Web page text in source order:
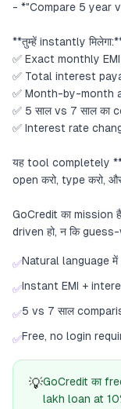
- *"Compare 5 year
**तुम्हें instantly
✅ Exact monthly EMI
✅ Total interest
✅ Month-by-month
✅ 5 साल vs 7 साल का
✅ Interest rate
यह tool completely
open करो, type करो,
GoCredit का mission
driven हो, न कि
✅Natural language में
✅Instant EMI +
✅5 vs 7 साल
✅Free, no login
💡GoCredit का
lakh loan at